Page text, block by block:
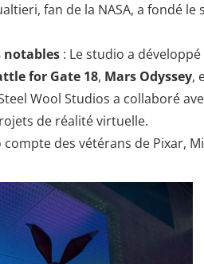
fan de la NASA, a fondé
notables : Le studio a
for Gate 18, Mars Odyssey,
Wool Studios a collaboré
de réalité virtuelle.
compte des vétérans de Pixar,